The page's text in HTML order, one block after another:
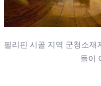
필리핀 시골 지역 군청소재
들이